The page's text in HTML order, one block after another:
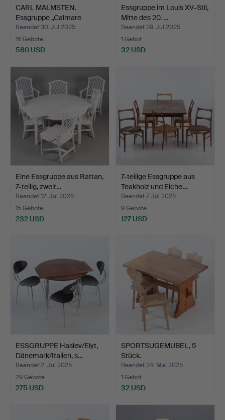
CARL MALMSTEN.
Essgruppe „Calmare
Nyckel“ …
Beendet 30. Jul 2025
16 Gebote
580 USD
Essgruppe im Louis XV-Stil,
Mitte des 20. …
Beendet 29. Jul 2025
1 Gebot
32 USD
Eine Essgruppe aus Rattan,
7-teilig, zweit…
Beendet 12. Jul 2025
15 Gebote
232 USD
7-teilige Essgruppe aus
Teakholz und Eiche…
Beendet 7. Jul 2025
9 Gebote
127 USD
ESSGRUPPE Haslev/Elyt,
Dänemark/Italien, s…
Beendet 2. Jul 2025
29 Gebote
275 USD
SPORTSUGEMUBEL, 5
Stück.
Beendet 24. Mai 2025
1 Gebot
32 USD